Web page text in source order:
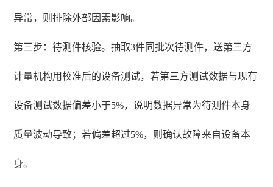
异常，则排除外部因素影响。
第三步：待测件核验。抽取3件同批次待测件，送第三方
计量机构用校准后的设备测试，若第三方测试数据与现有
设备测试数据偏差小于5%，说明数据异常为待测件本身
质量波动导致；若偏差超过5%，则确认故障来自设备本
身。